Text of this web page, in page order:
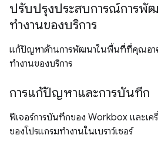
ปรับปรุงประสบการณ์การพั
ทำงานของบริการ
แก้ปัญหาด้านการพัฒนาในพื้นที่ที่คุณอา
ทำงานของบริการ
การแก้ปัญหาและการบันทึก
ฟีเจอร์การบันทึกของ Workbox และเค
ของโปรแกรมทำงานในเบราว์เซอร์